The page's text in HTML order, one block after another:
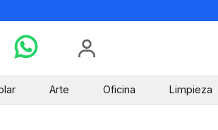
Arte Oficina Limpieza